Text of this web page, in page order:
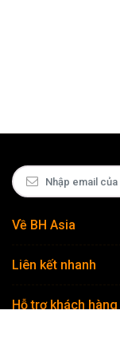
Về BH Asia
Liên kết nhanh
Hỗ trợ khách hàng